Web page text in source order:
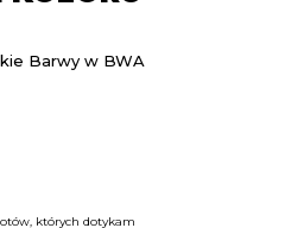
Barwy w BWA